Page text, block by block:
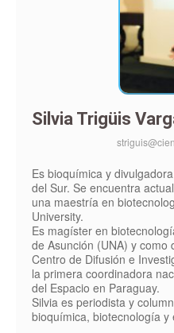
Silvia Trigüis
Es bioquímica y
del Sur. Se encuentra
una maestría en
University.
Es magíster en
de Asunción (UNA) y como
Centro de Difusión e
la primera coordinadora
del Espacio en Paraguay.
Silvia es periodista y
bioquímica, biotecnología y